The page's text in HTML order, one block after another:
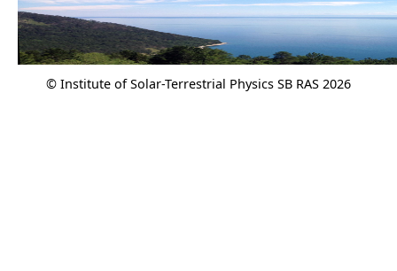
© Institute of Solar-Terrestrial Physics SB RAS 2026